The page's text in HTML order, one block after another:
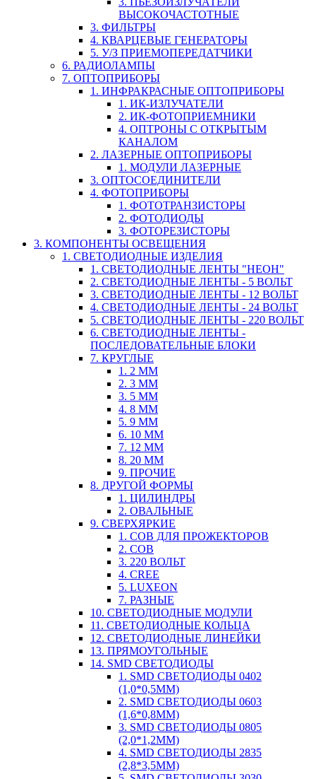
ВЫСОКОЧАСТОТНЫЕ
3. ФИЛЬТРЫ
4. КВАРЦЕВЫЕ ГЕНЕРАТОРЫ
5. У/З ПРИЕМОПЕРЕДАТЧИКИ
6. РАДИОЛАМПЫ
7. ОПТОПРИБОРЫ
1. ИНФРАКРАСНЫЕ ОПТОПРИБОРЫ
1. ИК-ИЗЛУЧАТЕЛИ
2. ИК-ФОТОПРИЕМНИКИ
4. ОПТРОНЫ С ОТКРЫТЫМ
КАНАЛОМ
2. ЛАЗЕРНЫЕ ОПТОПРИБОРЫ
1. МОДУЛИ ЛАЗЕРНЫЕ
3. ОПТОСОЕДИНИТЕЛИ
4. ФОТОПРИБОРЫ
1. ФОТОТРАНЗИСТОРЫ
2. ФОТОДИОДЫ
3. ФОТОРЕЗИСТОРЫ
3. КОМПОНЕНТЫ ОСВЕЩЕНИЯ
1. СВЕТОДИОДНЫЕ ИЗДЕЛИЯ
1. СВЕТОДИОДНЫЕ ЛЕНТЫ "НЕОН"
2. СВЕТОДИОДНЫЕ ЛЕНТЫ - 5 ВОЛЬТ
3. СВЕТОДИОДНЫЕ ЛЕНТЫ - 12 ВОЛЬТ
4. СВЕТОДИОДНЫЕ ЛЕНТЫ - 24 ВОЛЬТ
5. СВЕТОДИОДНЫЕ ЛЕНТЫ - 220 ВОЛЬТ
6. СВЕТОДИОДНЫЕ ЛЕНТЫ -
ПОСЛЕДОВАТЕЛЬНЫЕ БЛОКИ
7. КРУГЛЫЕ
1. 2 ММ
2. 3 ММ
3. 5 ММ
4. 8 ММ
5. 9 ММ
6. 10 ММ
7. 12 ММ
8. 20 ММ
9. ПРОЧИЕ
8. ДРУГОЙ ФОРМЫ
1. ЦИЛИНДРЫ
2. ОВАЛЬНЫЕ
9. СВЕРХЯРКИЕ
1. COB ДЛЯ ПРОЖЕКТОРОВ
2. COB
3. 220 ВОЛЬТ
4. CREE
5. LUXEON
7. РАЗНЫЕ
10. СВЕТОДИОДНЫЕ МОДУЛИ
11. СВЕТОДИОДНЫЕ КОЛЬЦА
12. СВЕТОДИОДНЫЕ ЛИНЕЙКИ
13. ПРЯМОУГОЛЬНЫЕ
14. SMD СВЕТОДИОДЫ
1. SMD СВЕТОДИОДЫ 0402
(1,0*0,5ММ)
2. SMD СВЕТОДИОДЫ 0603
(1,6*0,8ММ)
3. SMD СВЕТОДИОДЫ 0805
(2,0*1,2ММ)
4. SMD СВЕТОДИОДЫ 2835
(2,8*3,5ММ)